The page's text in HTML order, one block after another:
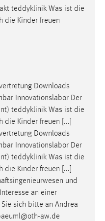
teddyklinik Was ist die
die Kinder freuen
Downloads
Innovationslabor Der
teddyklinik Was ist die
die Kinder freuen [...]
Downloads
Innovationslabor Der
teddyklinik Was ist die
die Kinder freuen [...]
und
an einer
sich bitte an Andrea
aw.de
mibew_locale, mibew-
nutzen zu können.
frame-style-